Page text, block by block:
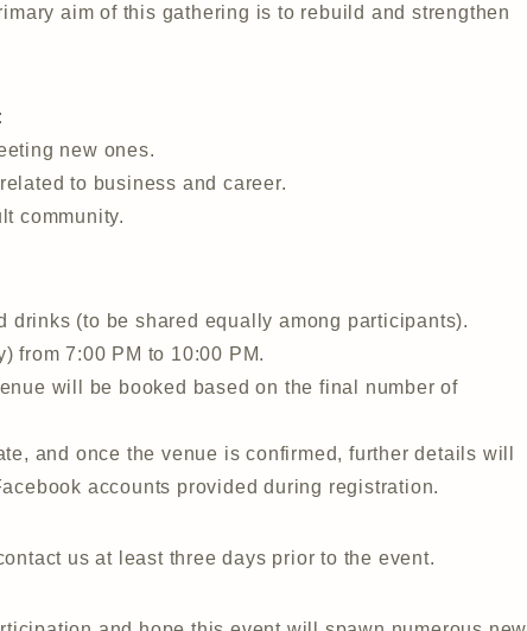
aim of this gathering is to rebuild and strengthen
new ones.
to business and career.
community.
drinks (to be shared equally among participants).
from 7:00 PM to 10:00 PM.
will be booked based on the final number of
and once the venue is confirmed, further details will
accounts provided during registration.
us at least three days prior to the event.